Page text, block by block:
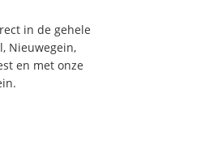
in de gehele
Nieuwegein,
en met onze